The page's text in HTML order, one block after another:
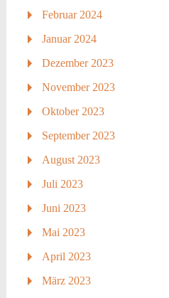
Februar 2024
Januar 2024
Dezember 2023
November 2023
Oktober 2023
September 2023
August 2023
Juli 2023
Juni 2023
Mai 2023
April 2023
März 2023